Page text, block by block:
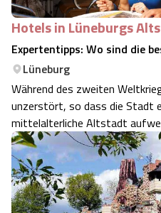
Hotels in Lüneburgs
Expertentipps: Wo sind die
Lüneburg
Während des zweiten
unzerstört, so dass die Stadt
mittelalterliche Altstadt
dazu führten, dass Lüneburg
der Hansestadt wieder
Lüneburgs begegnet dem